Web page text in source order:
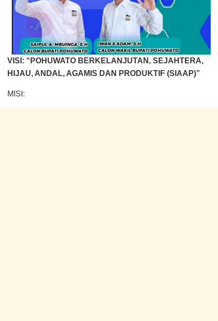
VISI: “POHUWATO BERKELANJUTAN, SEJAHTERA,
HIJAU, ANDAL, AGAMIS DAN PRODUKTIF (SIAAP)”
MISI: